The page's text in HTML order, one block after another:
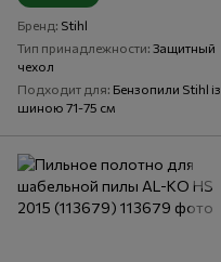
Бренд Stihl
Тип принадлежности Защитный
чехол
Подходит для Бензопили Stihl із
шиною 71-75 см